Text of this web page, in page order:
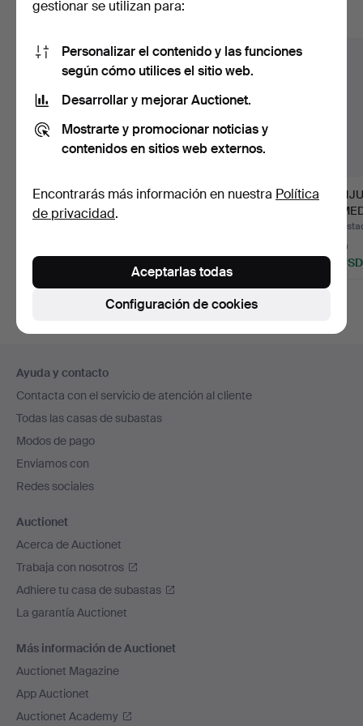
MESA DE COMEDOR,
chapada en teca y
37 USD
MESA DE COMEDOR,
2
1 puja
32 USD
en
el
pie
de
página
Ayuda y contacto
Contacta con el servicio de atención al cliente
Todas las casas de subastas
Modos de pago
Enviamos con
Redes sociales
Auctionet
Acerca de Auctionet
Trabaja con nosotros
Adhiere tu casa de subastas
La garantía Auctionet
Más información de Auctionet
Auctionet Magazine
App Auctionet
Auctionet Academy
gestionar se utilizan para:
Personalizar el contenido y las funciones
según cómo utilices el sitio web.
Desarrollar y mejorar Auctionet.
Mostrarte y promocionar noticias y
contenidos en sitios web externos.
Encontrarás más información en nuestra Política
de privacidad.
Configuración de cookies
Aceptarlas todas